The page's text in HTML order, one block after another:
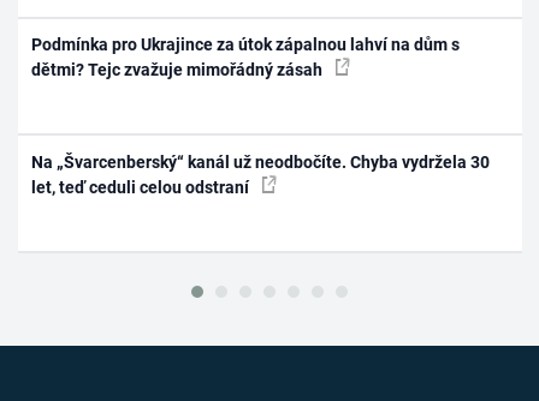
Podmínka pro Ukrajince za útok zápalnou lahví na dům s
dětmi? Tejc zvažuje mimořádný zásah
Na „Švarcenberský“ kanál už neodbočíte. Chyba vydržela 30
let, teď ceduli celou odstraní